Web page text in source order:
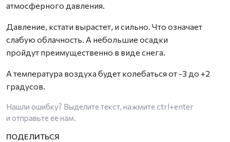
атмосферного давления.
Давление, кстати вырастет, и сильно. Что означает
слабую облачность. А небольшие осадки
пройдут преимущественно в виде снега.
А температура воздуха будет колебаться от -3 до +2
градусов.
Нашли ошибку? Выделите текст, нажмите ctrl+enter
и отправьте ее нам.